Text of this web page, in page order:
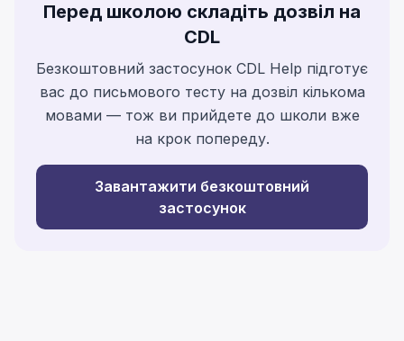
Перед школою складіть дозвіл на
CDL
Безкоштовний застосунок CDL Help підготує
вас до письмового тесту на дозвіл кількома
мовами — тож ви прийдете до школи вже
на крок попереду.
Завантажити безкоштовний
застосунок